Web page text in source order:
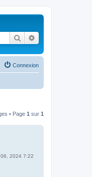
Rechercher
Connexion
• Page 1 sur 1
2024 7:22